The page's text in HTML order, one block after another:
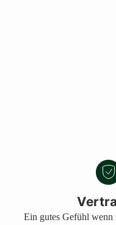
Ein gutes Gefühl wenn